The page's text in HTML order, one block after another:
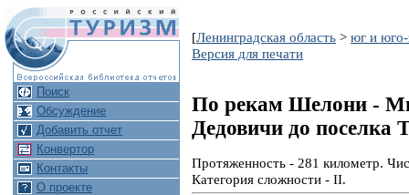
Поиск
Обсуждение
Добавить отчет
Конвертор
Контакты
О проекте
[Ленинградская область > юг и юго-
Версия для печати
По рекам Шелони -
Дедовичи до поселка
Протяженность - 281 километр.
Категория сложности - II.